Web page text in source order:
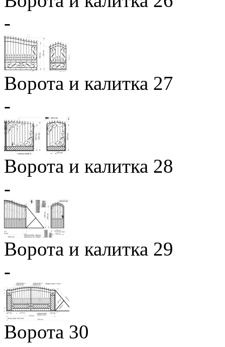
-
Ворота и калитка 27
-
Ворота и калитка 28
-
Ворота и калитка 29
-
Ворота 30